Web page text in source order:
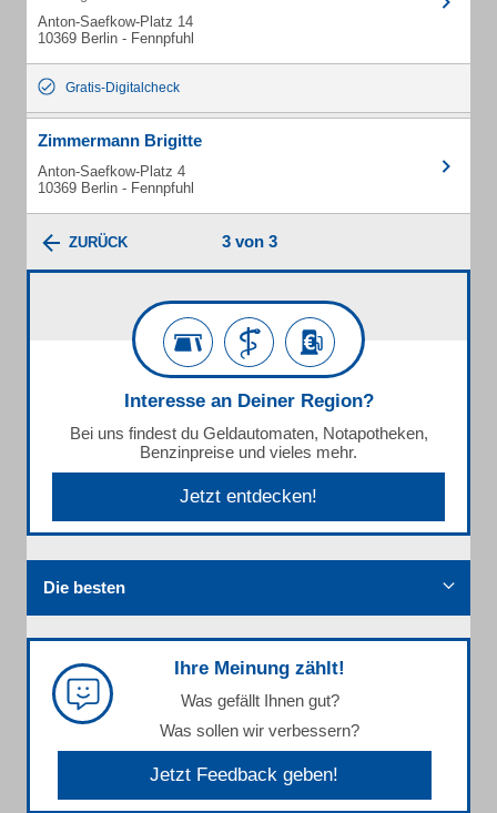
Anton-Saefkow-Platz 14
10369 Berlin - Fennpfuhl
Gratis-Digitalcheck
Zimmermann Brigitte
Anton-Saefkow-Platz 4
10369 Berlin - Fennpfuhl
ZURÜCK 3 von 3
Interesse an Deiner Region?
Bei uns findest du Geldautomaten, Notapotheken,
Benzinpreise und vieles mehr.
Jetzt entdecken!
Die besten
Ihre Meinung zählt!
Was gefällt Ihnen gut?
Was sollen wir verbessern?
Jetzt Feedback geben!